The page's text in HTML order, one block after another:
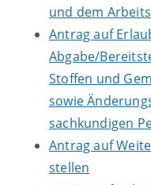
und dem
Antrag auf
Abgabe/
Stoffen und
sowie
sachkundigen
Antrag auf
stellen